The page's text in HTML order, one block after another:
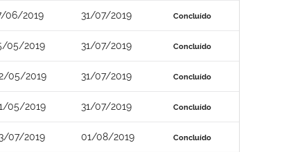
06/2019 31/07/2019 Concluído
05/2019 31/07/2019 Concluído
05/2019 31/07/2019 Concluído
05/2019 31/07/2019 Concluído
07/2019 01/08/2019 Concluído